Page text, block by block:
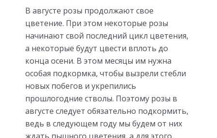
В августе розы продолжают свое
цветение. При этом некоторые розы
начинают свой последний цикл цветения,
а некоторые будут цвести вплоть до
конца осени. В этом месяцы им нужна
особая подкормка, чтобы вызрели стебли
новых побегов и укрепились
прошлогодние стволы. Поэтому розы в
августе следует обязательно подкормить,
ведь в следующем году мы будем от них